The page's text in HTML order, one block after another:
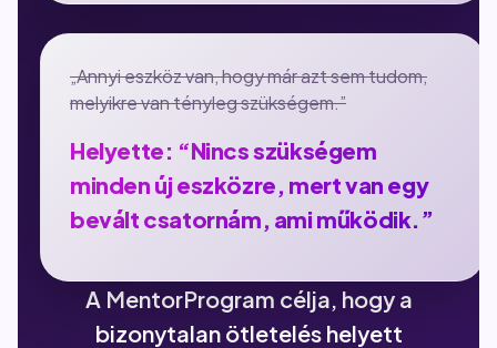
„Annyi eszköz van, hogy már azt sem tudom,
melyikre van tényleg szükségem.”
Helyette: “Nincs szükségem
minden új eszközre, mert van egy
bevált csatornám, ami működik.”
A MentorProgram célja, hogy a
bizonytalan ötletelés helyett